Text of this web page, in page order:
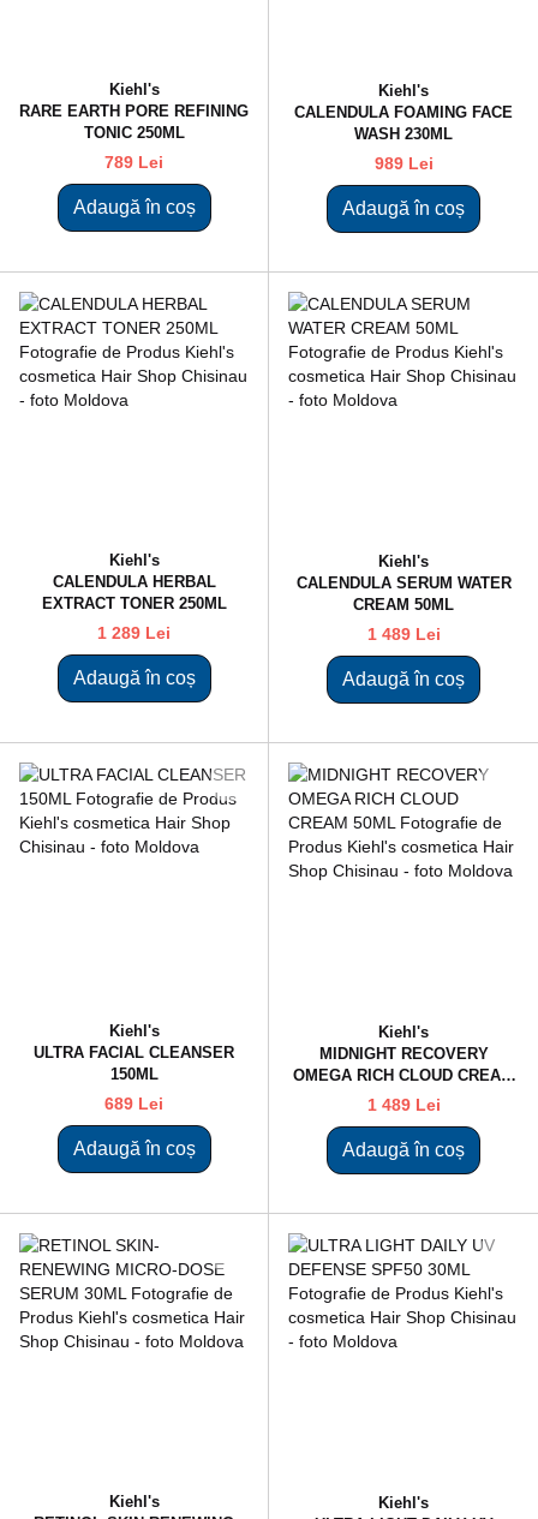
Kiehl's
RARE EARTH PORE REFINING
TONIC 250ML
789 Lei
Adaugă în coș
Kiehl's
CALENDULA FOAMING FACE
WASH 230ML
989 Lei
Adaugă în coș
Kiehl's
CALENDULA HERBAL
EXTRACT TONER 250ML
1 289 Lei
Adaugă în coș
Kiehl's
CALENDULA SERUM WATER
CREAM 50ML
1 489 Lei
Adaugă în coș
Kiehl's
ULTRA FACIAL CLEANSER
150ML
689 Lei
Adaugă în coș
Kiehl's
MIDNIGHT RECOVERY
OMEGA RICH CLOUD CREAM
50ML
1 489 Lei
Adaugă în coș
Kiehl's
Kiehl's